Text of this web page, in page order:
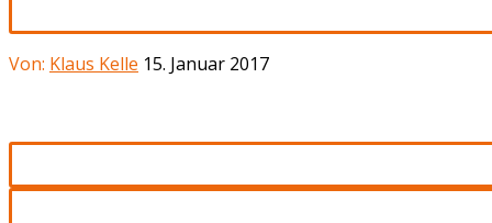
Von: Klaus Kelle 15. Januar 2017